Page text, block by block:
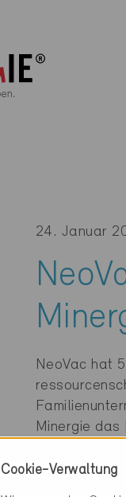
24. Januar
NeoVac hat
Minergie das
Zur
Cookie-Verwaltung